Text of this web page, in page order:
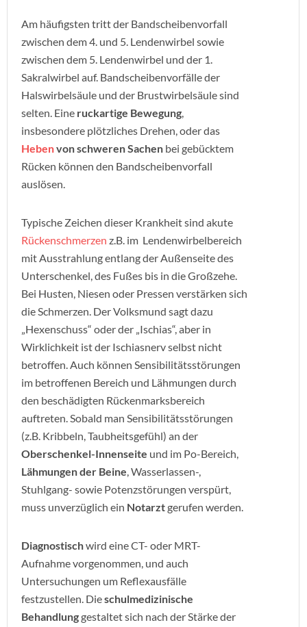
Am häufigsten tritt der Bandscheibenvorfall
zwischen dem 4. und 5. Lendenwirbel sowie
zwischen dem 5. Lendenwirbel und der 1.
Sakralwirbel auf. Bandscheibenvorfälle der
Halswirbelsäule und der Brustwirbelsäule sind
selten. Eine ruckartige Bewegung,
insbesondere plötzliches Drehen, oder das
Hebenvon schweren Sachen bei gebücktem
Rücken können den Bandscheibenvorfall
auslösen.
Typische Zeichen dieser Krankheit sind akute
Rückenschmerzen z.B. im Lendenwirbelbereich
mit Ausstrahlung entlang der Außenseite des
Unterschenkel, des Fußes bis in dieGroßzehe.
Bei Husten, Niesen oder Pressen verstärken sich
die Schmerzen. Der Volksmund sagt dazu
„Hexenschuss“ oder der „Ischias“, aber in
Wirklichkeit ist der Ischiasnerv selbst nicht
betroffen. Auch können Sensibilitätsstörungen
im betroffenen Bereich und Lähmungen durch
den beschädigten Rückenmarksbereich
auftreten.Sobald man Sensibilitätsstörungen
(z.B. Kribbeln, Taubheitsgefühl) an der
Oberschenkel-Innenseite und im Po-Bereich,
Lähmungen der Beine, Wasserlassen-,
Stuhlgang- sowie Potenzstörungen verspürt,
muss unverzüglich ein Notarztgerufen werden.
Diagnostischwird eine CT- oder MRT-
Aufnahme vorgenommen, und auch
Untersuchungen um Reflexausfälle
festzustellen. Dieschulmedizinische
Behandlunggestaltet sich nach der Stärke der